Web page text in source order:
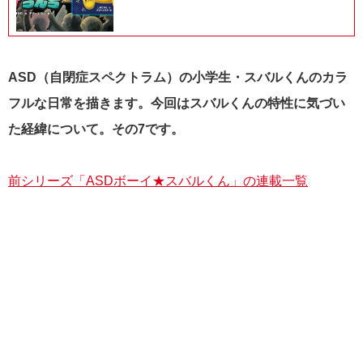
ASD（自閉症スペクトラム）の小学生・スバルくんのカラ
フルな日常を描きます。今回はスバルくんの特性に気づい
た経緯について。その7です。
前シリーズ「ASDボーイ★スバルくん」の連載一覧